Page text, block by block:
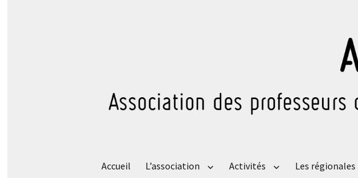
Accueil L’association Activités Les régionales